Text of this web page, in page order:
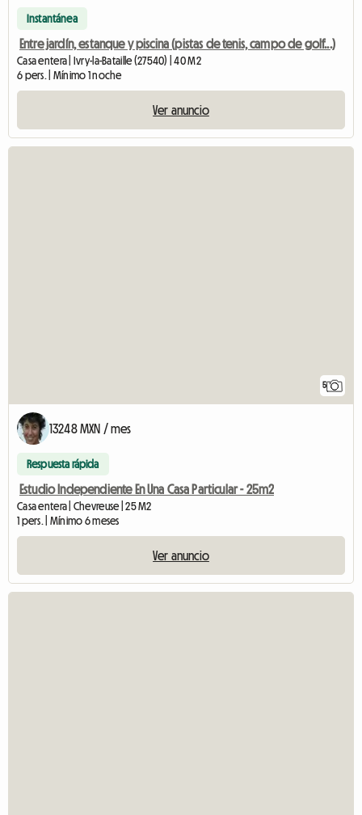
Instantánea
Entre jardín, estanque y piscina (pistas de tenis, campo de golf...)
Casa entera | Ivry-la-Bataille (27540) | 40 M2
6 pers. | Mínimo 1 noche
Ver anuncio
5
13248 MXN / mes
Respuesta rápida
Estudio Independiente En Una Casa Particular - 25m2
Casa entera | Chevreuse | 25 M2
1 pers. | Mínimo 6 meses
Ver anuncio